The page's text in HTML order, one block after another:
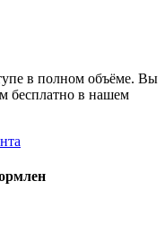
в полном объёме. Вы
бесплатно в нашем